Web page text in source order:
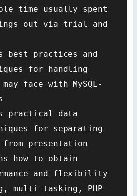
time usually spent
out via trial and
for handling
face with MySQL-
for separating
presentation
and flexibility
multi-tasking, PHP